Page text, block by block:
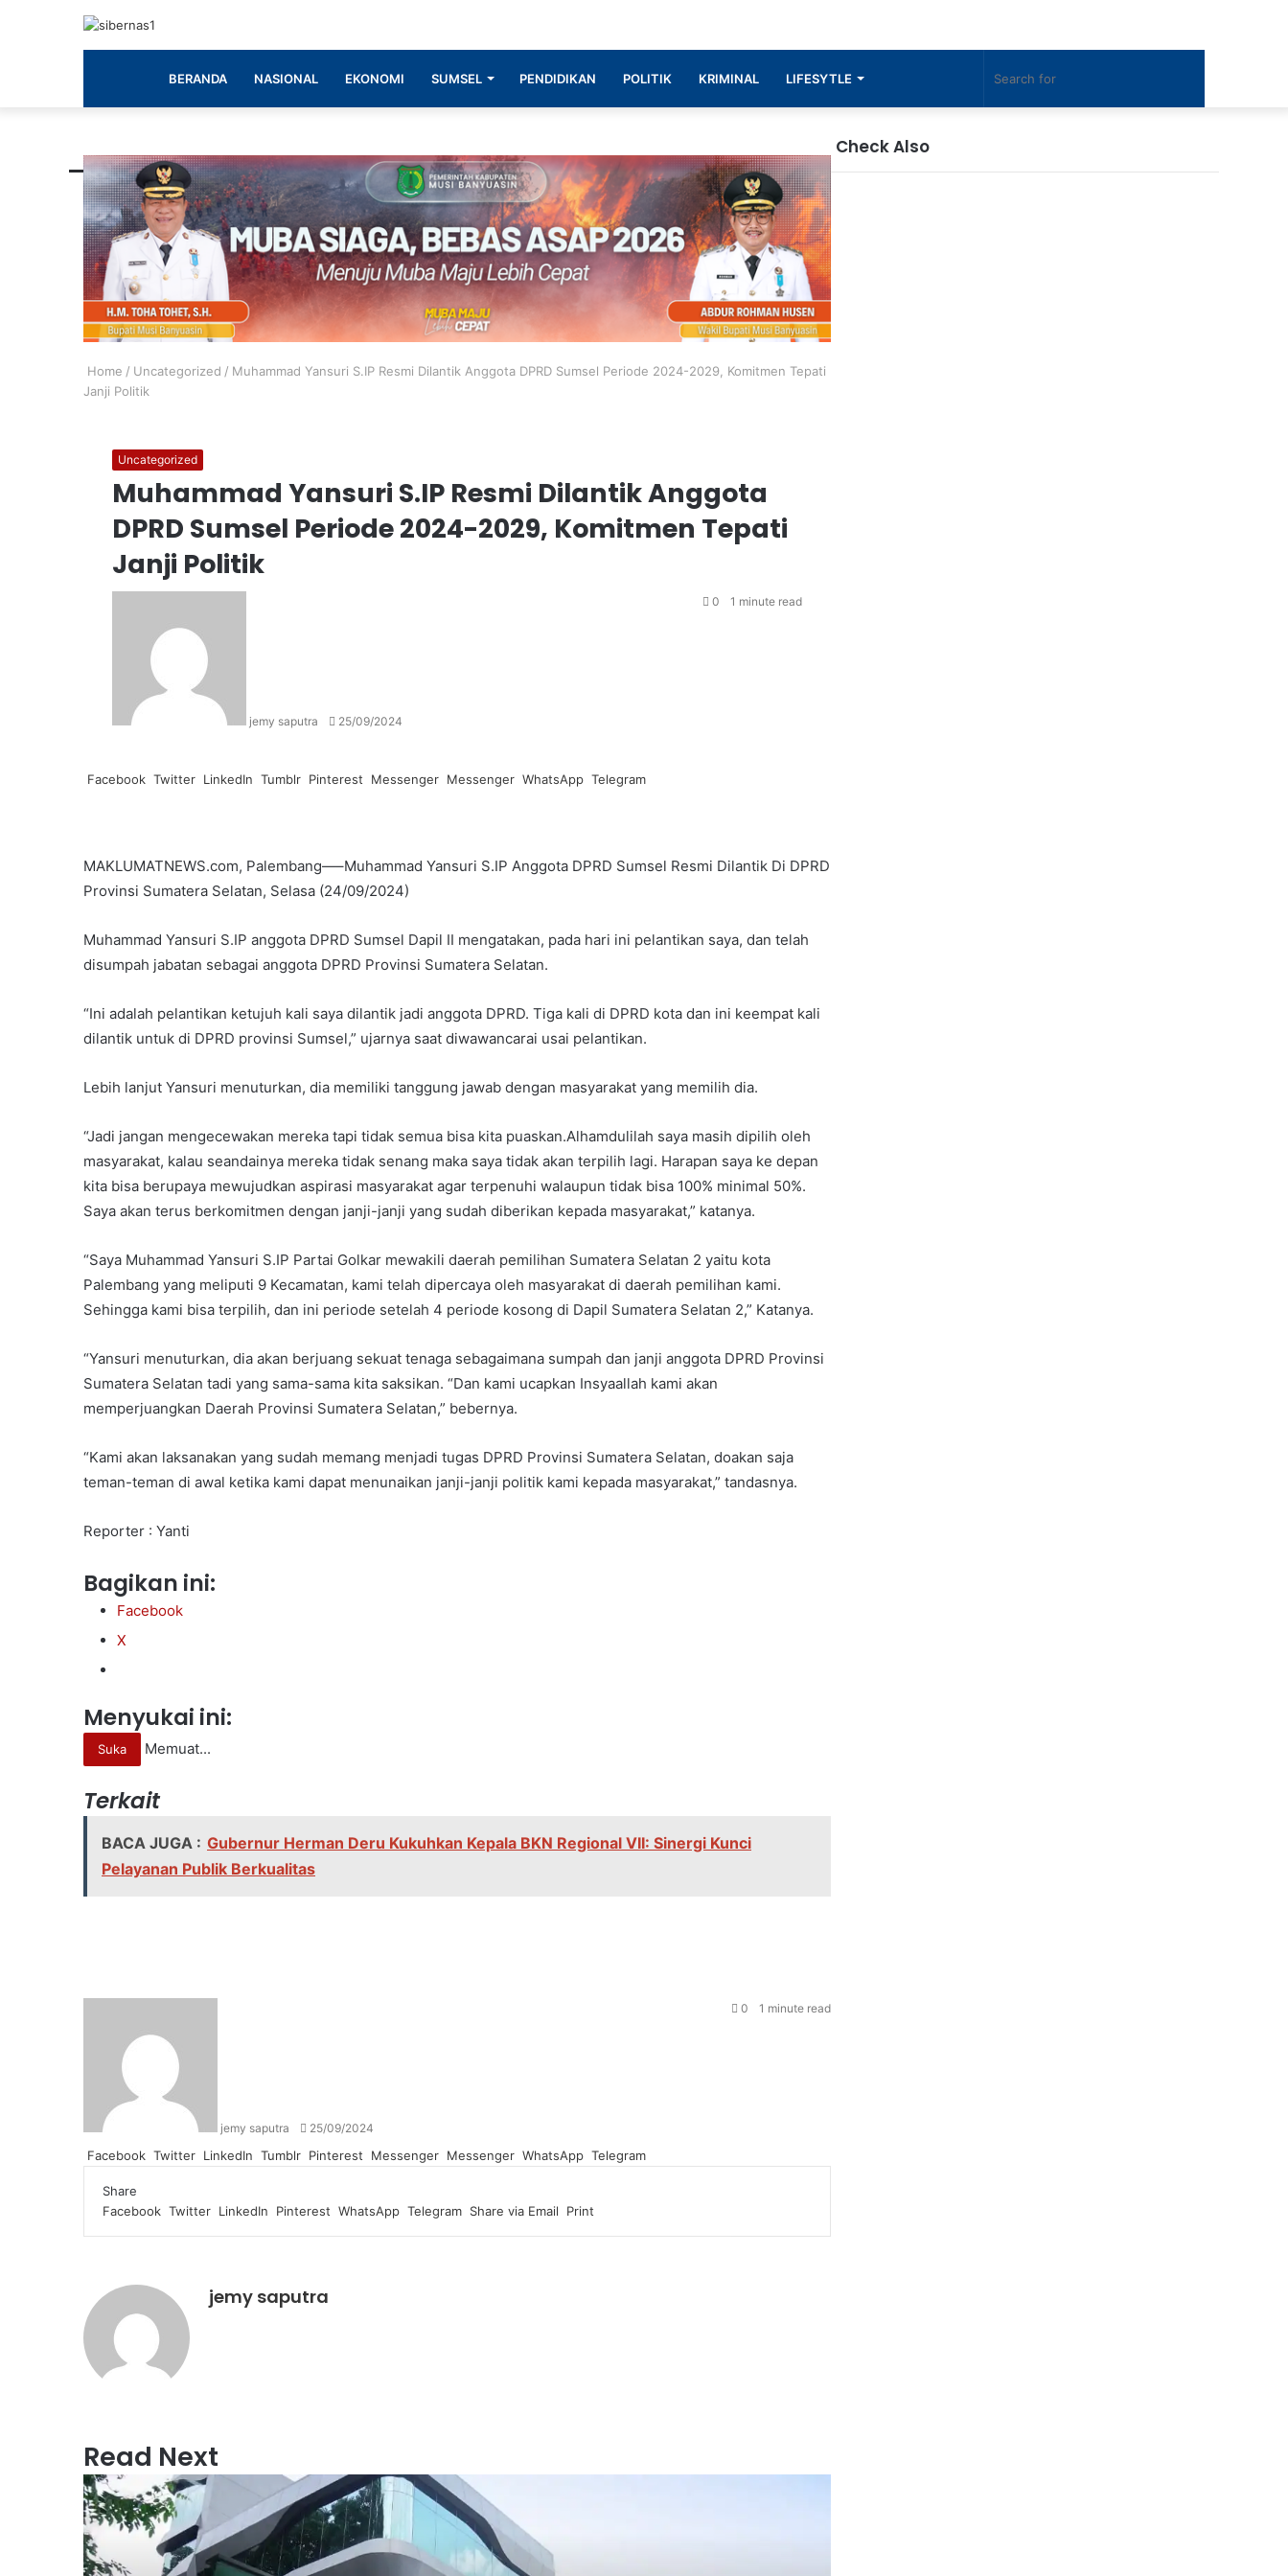
BERANDA NASIONAL EKONOMI SUMSEL PENDIDIKAN POLITIK KRIMINAL LIFESYTLE Switch
Home / Uncategorized / Muhammad Yansuri S.IP Resmi Dilantik Anggota DPRD Sumsel Periode 2024-2029, Komitmen Tepati
Janji Politik
Uncategorized
Muhammad Yansuri S.IP Resmi Dilantik Anggota
DPRD Sumsel Periode 2024-2029, Komitmen Tepati
Janji Politik
jemy saputra 25/09/2024
0 1 minute read
Facebook Twitter LinkedIn Tumblr Pinterest Messenger Messenger WhatsApp Telegram
MAKLUMATNEWS.com, Palembang—–Muhammad Yansuri S.IP Anggota DPRD Sumsel Resmi Dilantik Di DPRD
Provinsi Sumatera Selatan, Selasa (24/09/2024)
Muhammad Yansuri S.IP anggota DPRD Sumsel Dapil II mengatakan, pada hari ini pelantikan saya, dan telah
disumpah jabatan sebagai anggota DPRD Provinsi Sumatera Selatan.
“Ini adalah pelantikan ketujuh kali saya dilantik jadi anggota DPRD. Tiga kali di DPRD kota dan ini keempat kali
dilantik untuk di DPRD provinsi Sumsel,” ujarnya saat diwawancarai usai pelantikan.
Lebih lanjut Yansuri menuturkan, dia memiliki tanggung jawab dengan masyarakat yang memilih dia.
“Jadi jangan mengecewakan mereka tapi tidak semua bisa kita puaskan.Alhamdulilah saya masih dipilih oleh
masyarakat, kalau seandainya mereka tidak senang maka saya tidak akan terpilih lagi. Harapan saya ke depan
kita bisa berupaya mewujudkan aspirasi masyarakat agar terpenuhi walaupun tidak bisa 100% minimal 50%.
Saya akan terus berkomitmen dengan janji-janji yang sudah diberikan kepada masyarakat,” katanya.
“Saya Muhammad Yansuri S.IP Partai Golkar mewakili daerah pemilihan Sumatera Selatan 2 yaitu kota
Palembang yang meliputi 9 Kecamatan, kami telah dipercaya oleh masyarakat di daerah pemilihan kami.
Sehingga kami bisa terpilih, dan ini periode setelah 4 periode kosong di Dapil Sumatera Selatan 2,” Katanya.
“Yansuri menuturkan, dia akan berjuang sekuat tenaga sebagaimana sumpah dan janji anggota DPRD Provinsi
Sumatera Selatan tadi yang sama-sama kita saksikan. “Dan kami ucapkan Insyaallah kami akan
memperjuangkan Daerah Provinsi Sumatera Selatan,” bebernya.
“Kami akan laksanakan yang sudah memang menjadi tugas DPRD Provinsi Sumatera Selatan, doakan saja
teman-teman di awal ketika kami dapat menunaikan janji-janji politik kami kepada masyarakat,” tandasnya.
Reporter : Yanti
Bagikan ini:
Facebook
X
Menyukai ini:
Suka Memuat...
Terkait
BACA JUGA : Gubernur Herman Deru Kukuhkan Kepala BKN Regional VII: Sinergi Kunci
Pelayanan Publik Berkualitas
jemy saputra 25/09/2024
0 1 minute read
Facebook Twitter LinkedIn Tumblr Pinterest Messenger Messenger WhatsApp Telegram
Share
Facebook Twitter LinkedIn Pinterest WhatsApp Telegram Share via Email Print
jemy saputra
Read Next
Check Also